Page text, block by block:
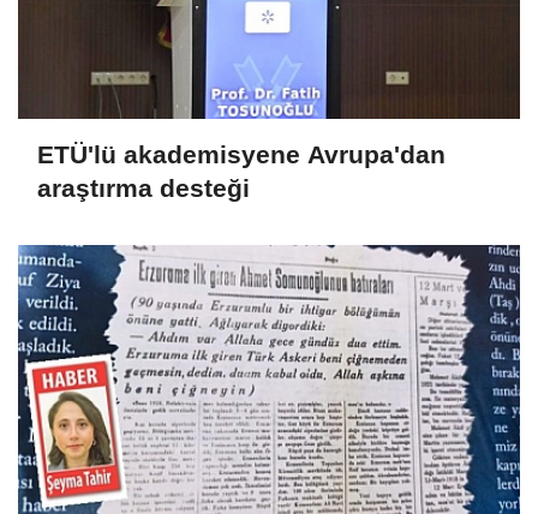
ETÜ'lü akademisyene Avrupa'dan
araştırma desteği